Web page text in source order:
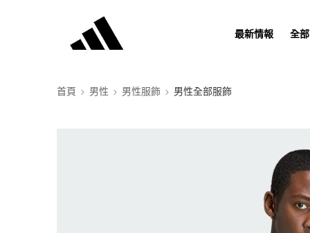
最新情報 全
首頁 男性 男性服飾 男性全部服飾